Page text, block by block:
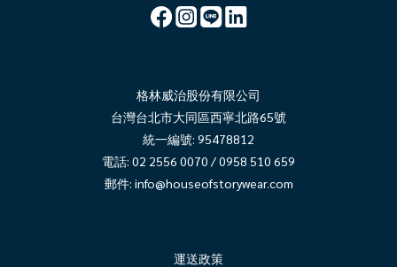
格林威治股份有限公司
台灣台北市大同區西寧北路65號
統一編號: 95478812
電話: 02 2556 0070 / 0958 510 659
郵件: info@houseofstorywear.com
運送政策